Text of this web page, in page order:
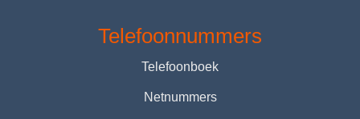
Telefoonnummers
Telefoonboek
Netnummers